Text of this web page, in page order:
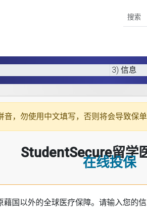
3) 信息
音，勿使用中文填写，否则将会导致保
StudentSecure留学
在线投保
藉国以外的全球医疗保障。请输入您的